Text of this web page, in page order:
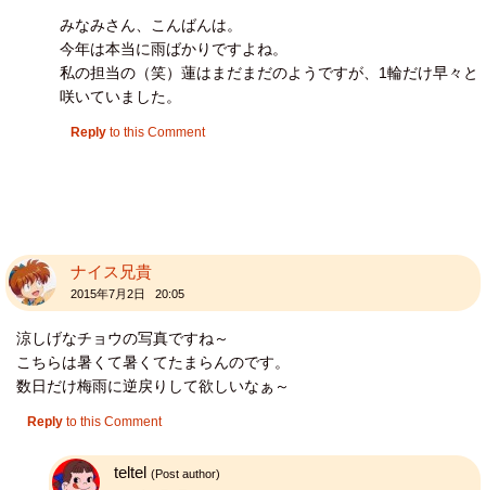
みなみさん、こんばんは。
今年は本当に雨ばかりですよね。
私の担当の（笑）蓮はまだまだのようですが、1輪だけ早々と
咲いていました。
Reply to this Comment
ナイス兄貴
2015年7月2日 20:05
涼しげなチョウの写真ですね～
こちらは暑くて暑くてたまらんのです。
数日だけ梅雨に逆戻りして欲しいなぁ～
Reply to this Comment
teltel (Post author)